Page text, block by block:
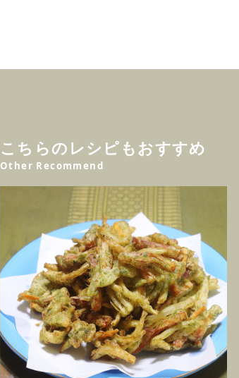
こちらのレシピもおすすめ
Other Recommend